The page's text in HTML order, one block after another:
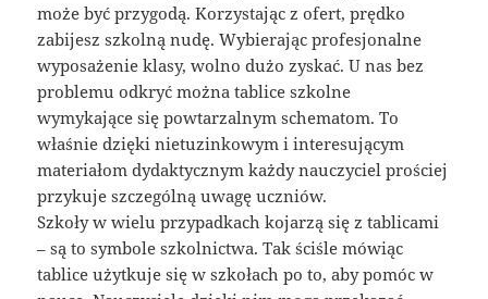
może być przygodą. Korzystając z ofert, prędko
zabijesz szkolną nudę. Wybierając profesjonalne
wyposażenie klasy, wolno dużo zyskać. U nas bez
problemu odkryć można tablice szkolne
wymykające się powtarzalnym schematom. To
właśnie dzięki nietuzinkowym i interesującym
materiałom dydaktycznym każdy nauczyciel prościej
przykuje szczególną uwagę uczniów.
Szkoły w wielu przypadkach kojarzą się z tablicami
– są to symbole szkolnictwa. Tak ściśle mówiąc
tablice użytkuje się w szkołach po to, aby pomóc w